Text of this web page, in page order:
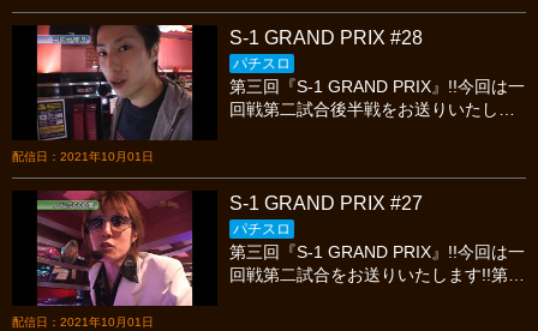
逃すな!!
まっち』とスロマガ攻略軍団の古参
『レビン』が追いかける展開に。。今
回も最後の最後の最後までわからない
です!!果たして二回戦に駒を進めるのは
一体誰なのか??今宵も繰り広げられる
最高のスロットバトルを絶対に見逃す
配信日：2021年10月01日
S-1 GRAND PRIX #28
パチスロ
第三回『S-1 GRAND PRIX』!!今回は一
回戦第二試合後半戦をお送りいたしま
波乱の展開に!!底力を試される状況を3
名の猛者たちは如何にして打破するの
か??実績十分の『ワサビ』、ミステリ
アススロッター『ノムラ600萬』、孤
高の実力者『コロナ慎児』の粘り強い
配信日：2021年10月01日
S-1 GRAND PRIX #27
パチスロ
第三回『S-1 GRAND PRIX』!!今回は一
回戦第二試合をお送りいたします!!第一